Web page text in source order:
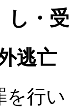
し・
逃亡
を行